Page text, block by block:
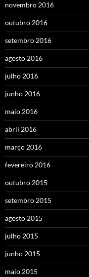
novembro 2016
outubro 2016
setembro 2016
agosto 2016
julho 2016
junho 2016
maio 2016
abril 2016
março 2016
fevereiro 2016
outubro 2015
setembro 2015
agosto 2015
julho 2015
junho 2015
maio 2015